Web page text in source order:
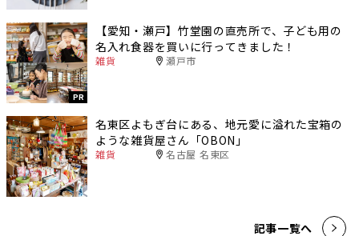
PR
【愛知・瀬戸】竹堂園の直売所で、子ども用の
名入れ食器を買いに行ってきました！
雑貨 瀬戸市
名東区よもぎ台にある、地元愛に溢れた宝箱の
ような雑貨屋さん「OBON」
雑貨 名古屋 名東区
記事一覧へ